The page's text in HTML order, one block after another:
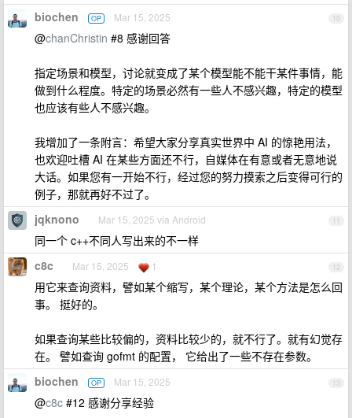
10
biochen OP Mar 15, 2025
@chanChristin #8 感谢回答
指定场景和模型，讨论就变成了某个模型能不能干某件事情，能
做到什么程度。特定的场景必然有一些人不感兴趣，特定的模型
也应该有些人不感兴趣。
我增加了一条附言：希望大家分享真实世界中 AI 的惊艳用法，
也欢迎吐槽 AI 在某些方面还不行，自媒体在有意或者无意地说
大话。如果您有一开始不行，经过您的努力摸索之后变得可行的
例子，那就再好不过了。
11
jqknono Mar 15, 2025 via Android
同一个 c++不同人写出来的不一样
12
c8c Mar 15, 2025 1
用它来查询资料，譬如某个缩写，某个理论，某个方法是怎么回
事。 挺好的。
如果查询某些比较偏的，资料比较少的，就不行了。就有幻觉存
在。 譬如查询 gofmt 的配置， 它给出了一些不存在参数。
13
biochen OP Mar 15, 2025
@c8c #12 感谢分享经验